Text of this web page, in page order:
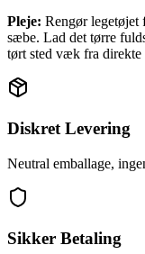
Pleje: Rengør legetøjet
sæbe. Lad det tørre
tørt sted væk fra direkte
Diskret Levering
Neutral emballage,
Sikker Betaling